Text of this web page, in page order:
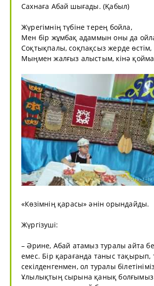
Сахнаға Абай шығады. (Қабыл)
Жүрегімнің түбіне терең бойла,
Мен бір жұмбақ адаммын оны да
Соқтықпалы, соқпақсыз жерде өстім,
Мыңмен жалғыз алыстым, кінә
«Көзімнің қарасы» әнін орындайды.
Жүргізуші:
– Әрине, Абай атамыз туралы айта
емес. Бір қарағанда таныс тақырып,
секілденгенмен, ол туралы
Ұлылықтың сырына қанық болғымыз